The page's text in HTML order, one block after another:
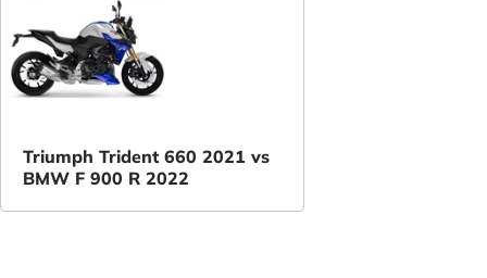
Triumph Trident 660 2021 vs
BMW F 900 R 2022